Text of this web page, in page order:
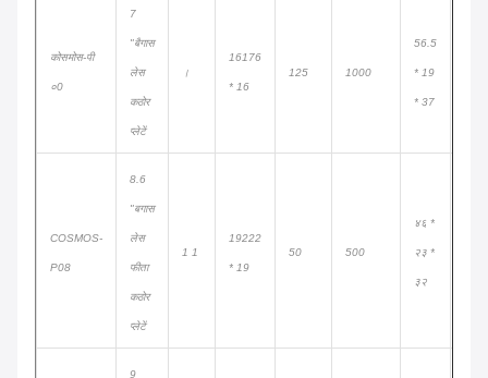
कोसमोस-पी
०0
7
"बैगास
लेस
कठोर
प्लेटें
।
16176
* 16
125 1000
56.5
* 19
* 37
COSMOS-
P08
8.6
"बगास
लेस
फीता
कठोर
प्लेटें
1 1
19222
* 19
50 500
४६ *
२३ *
३२
9